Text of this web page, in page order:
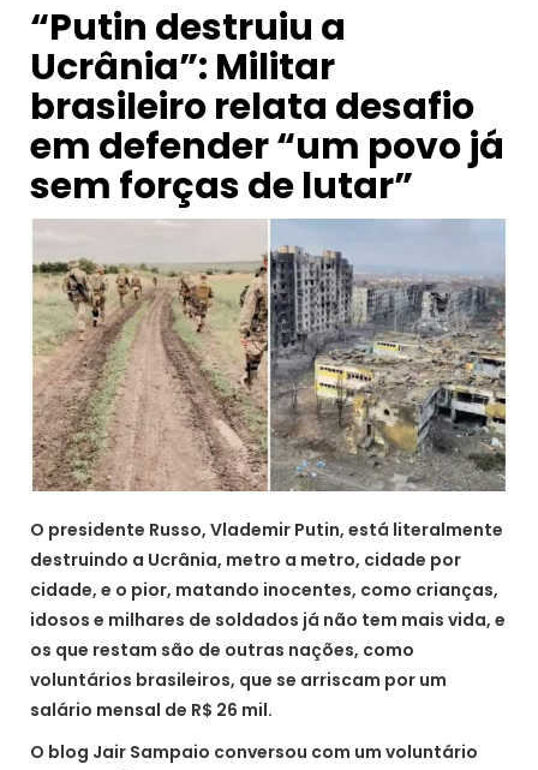
“Putin destruiu a
Ucrânia”: Militar
brasileiro relata desafio
em defender “um povo já
sem forças de lutar”
O presidente Russo, Vlademir Putin, está literalmente
destruindo a Ucrânia, metro a metro, cidade por
cidade, e o pior, matando inocentes, como crianças,
idosos e milhares de soldados já não tem mais vida, e
os que restam são de outras nações, como
voluntários brasileiros, que se arriscam por um
salário mensal de R$ 26 mil.
O blog Jair Sampaio conversou com um voluntário